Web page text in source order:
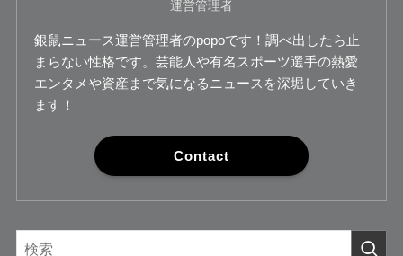
運営管理者
銀鼠ニュース運営管理者のpopoです！調べ出したら止
まらない性格です。芸能人や有名スポーツ選手の熱愛
エンタメや資産まで気になるニュースを深堀していき
ます！
Contact